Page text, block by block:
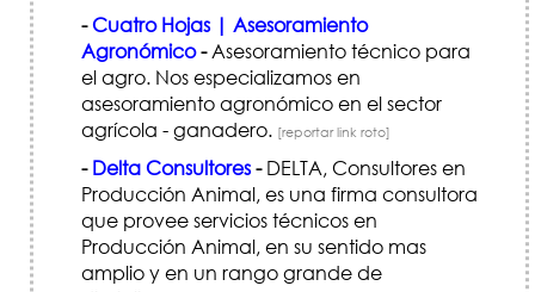
-Cuatro Hojas | Asesoramiento
Agronómico-Asesoramiento técnico para
el agro. Nos especializamos en
asesoramiento agronómico en el sector
agrícola - ganadero. [reportar link roto]
- Delta Consultores-DELTA, Consultores en
Producción Animal, es una firma consultora
que provee servicios técnicos en
Producción Animal, en su sentido mas
amplio y en un rango grande de